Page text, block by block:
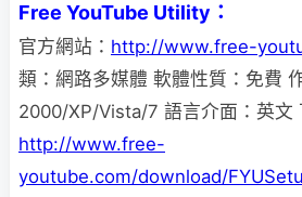
Free YouTube Utility：
官方網站： http://www.free-
類：網路多媒體 軟體性質：免費
2000/XP/Vista/7 語言介面：英文
http://www.free-
youtube.com/download/